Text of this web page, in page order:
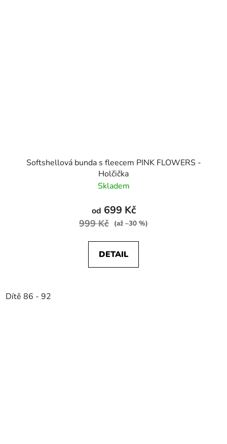
Softshellová bunda s fleecem PINK FLOWERS -
Holčička
Skladem
od 699 Kč
999 Kč (až –30 %)
DETAIL
Dítě 86 - 92